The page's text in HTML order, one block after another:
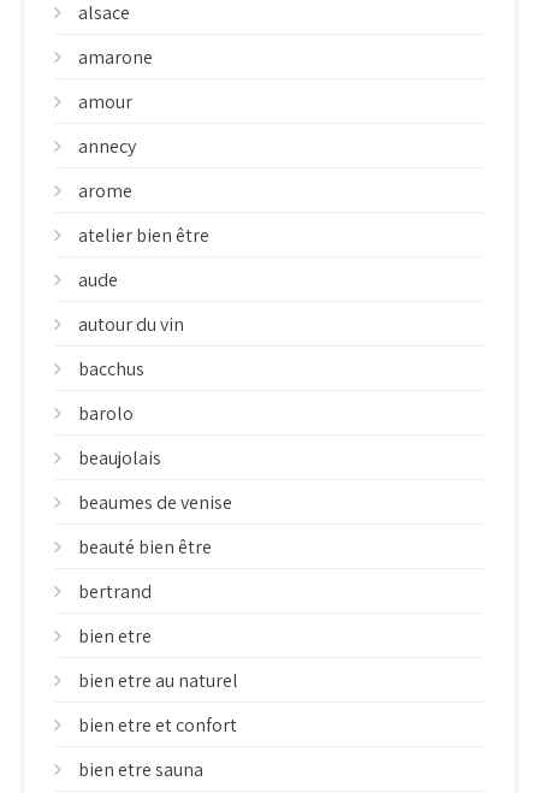
alsace
amarone
amour
annecy
arome
atelier bien être
aude
autour du vin
bacchus
barolo
beaujolais
beaumes de venise
beauté bien être
bertrand
bien etre
bien etre au naturel
bien etre et confort
bien etre sauna